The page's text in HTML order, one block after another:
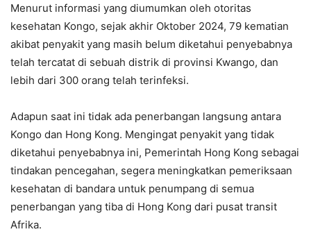
Menurut informasi yang diumumkan oleh otoritas
kesehatan Kongo, sejak akhir Oktober 2024, 79 kematian
akibat penyakit yang masih belum diketahui penyebabnya
telah tercatat di sebuah distrik di provinsi Kwango, dan
lebih dari 300 orang telah terinfeksi.
Adapun saat ini tidak ada penerbangan langsung antara
Kongo dan Hong Kong. Mengingat penyakit yang tidak
diketahui penyebabnya ini, Pemerintah Hong Kong sebagai
tindakan pencegahan, segera meningkatkan pemeriksaan
kesehatan di bandara untuk penumpang di semua
penerbangan yang tiba di Hong Kong dari pusat transit
Afrika.